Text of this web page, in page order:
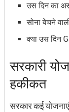
उस दिन का
सोना बेचने
क्या उस दिन
सरकारी
हकीकत
सरकार कई